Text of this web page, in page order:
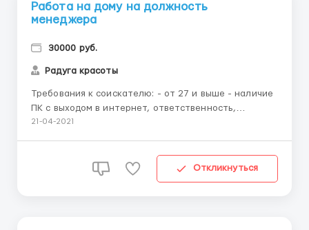
Работа на дому на должность
менеджера
30000 руб.
Радуга красоты
Требования к соискателю: - от 27 и выше - наличие
ПК с выходом в интернет, ответственность,
пунктуальность, обучаемость, навыки общения; -
работы, возможно совмещение; Пишите! WhatsApp 8
21-04-2021
Откликнуться